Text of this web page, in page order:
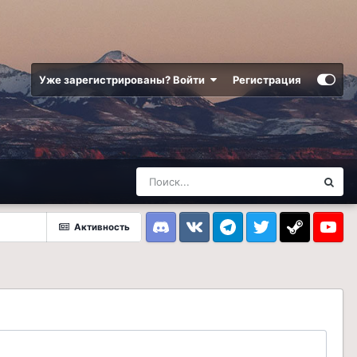
Уже зарегистрированы? Войти Регистрация
Активность
DiscordVK TelegramTwitter Steam